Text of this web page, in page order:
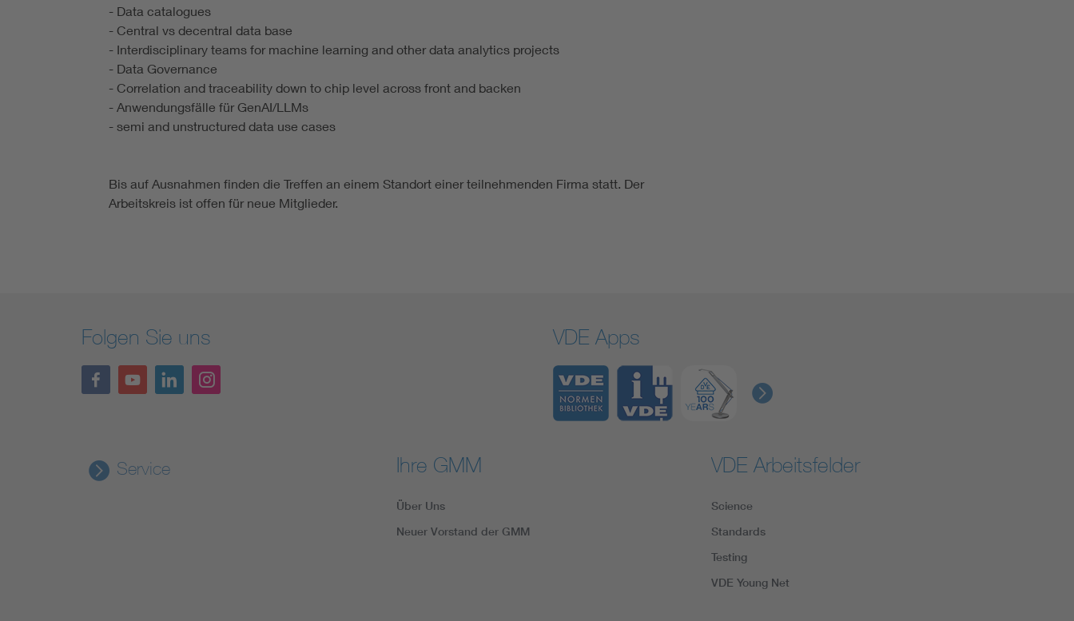
- Data catalogues
- Central vs decentral data base
- Interdisciplinary teams for machine learning and other data analytics projects
- Data Governance
- Correlation and traceability down to chip level across front and backen
- Anwendungsfälle für GenAI/LLMs
- semi and unstructured data use cases
Bis auf Ausnahmen finden die Treffen an einem Standort einer teilnehmenden Firma statt. Der
Arbeitskreis ist offen für neue Mitglieder.
Folgen Sie uns VDE Apps
Service Ihre GMM
Über Uns
Neuer Vorstand der GMM
VDE Arbeitsfelder
Science
Standards
Testing
VDE Young Net